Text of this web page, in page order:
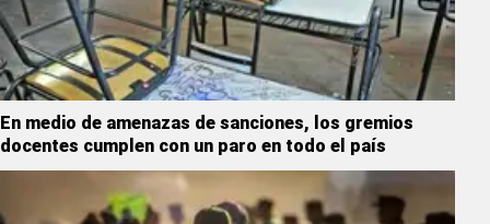
En medio de amenazas de sanciones, los gremios
docentes cumplen con un paro en todo el país